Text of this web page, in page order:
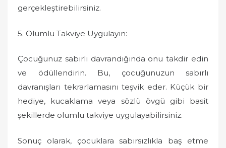
gerçekleştirebilirsiniz.
5. Olumlu Takviye Uygulayın:
Çocuğunuz sabırlı davrandığında onu takdir edin
ve ödüllendirin. Bu, çocuğunuzun sabırlı
davranışları tekrarlamasını teşvik eder. Küçük bir
hediye, kucaklama veya sözlü övgü gibi basit
şekillerde olumlu takviye uygulayabilirsiniz.
Sonuç olarak, çocuklara sabırsızlıkla baş etme